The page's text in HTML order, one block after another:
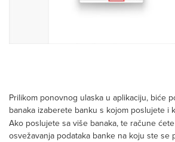
Prilikom ponovnog ulaska u aplikaciju, biće
banaka izaberete banku s kojom poslujete i
Ako poslujete sa više banaka, te račune
osvežavanja podataka banke na koju ste se